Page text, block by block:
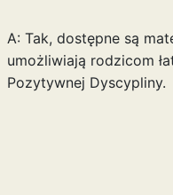
A: Tak, dostępne są
umożliwiają rodzicom
Pozytywnej Dyscypliny.